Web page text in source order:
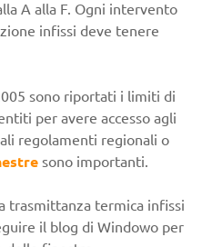
A alla F. Ogni intervento
infissi deve tenere
sono riportati i limiti di
per avere accesso agli
regolamenti regionali o
sono importanti.
trasmittanza termica infissi
il blog di Windowo per